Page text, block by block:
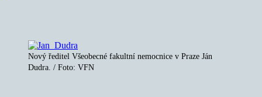
Nový ředitel Všeobecné fakultní nemocnice v Praze Ján
Dudra. / Foto: VFN